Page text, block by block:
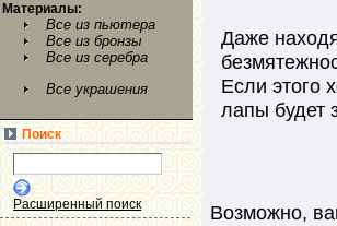
Даже
Если этого
лапы будет
Возможно,
Материалы:
Все из пьютера
Все из бронзы
Все из серебра
Все украшения
Поиск
Расширенный поиск